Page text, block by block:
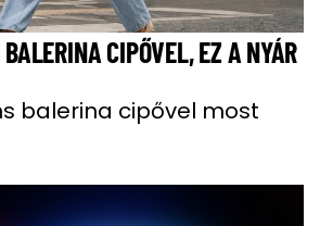
CIPŐVEL, EZ A NYÁR
balerina cipővel most